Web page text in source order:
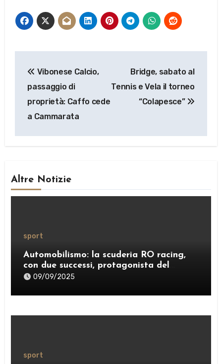
articoli
Vibonese Calcio,
passaggio di
proprietà: Caffo cede
a Cammarata
Bridge, sabato al
Tennis e Vela il torneo
“Colapesce”
Altre Notizie
sport
Automobilismo: la scuderia RO racing,
con due successi, protagonista del
weekend
09/09/2025
sport